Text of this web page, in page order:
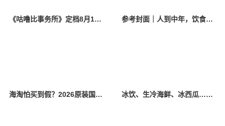
《咕噜比事务所》定档8月10日 聚焦儿童情绪教育助力健康成长 参考封面｜人到中年，饮食该如何调整？
海淘怕买到假？2026原装国产羊奶粉靠谱的正规品牌有哪些？ 冰饮、生冷海鲜、冰西瓜……泉州人夏季“标配”饮食极易引发胃肠炎